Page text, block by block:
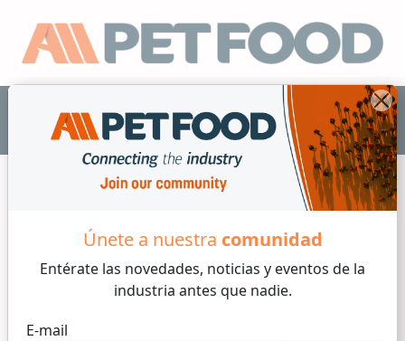
Únete a nuestra comunidad
Entérate las novedades, noticias y eventos de la
industria antes que nadie.
E-mail
ES
Info Mercado
5 min de lectura
PorIván Franco